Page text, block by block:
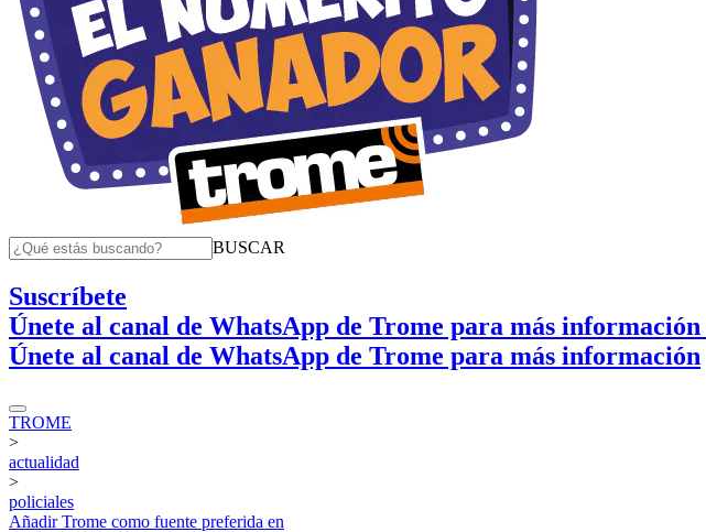
BUSCAR
Suscríbete
Únete al canal de WhatsApp de Trome para más información
Únete al canal de WhatsApp de Trome para más información
TROME
>
actualidad
>
policiales
AñadirTrome como fuente preferida en